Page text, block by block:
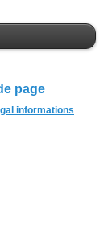
page
informations